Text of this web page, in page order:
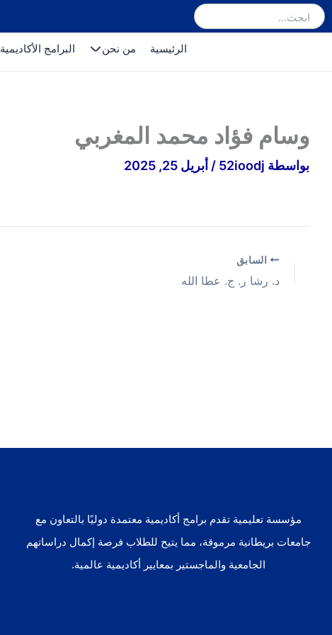
تخطي
إلى
الرئيسية من نحن البرامج الأكاديمية
وسام فؤاد محمد المغربي
بواسطة 52ioodj
/ أبريل 25, 2025
السابق
د. رشا ر. ج. عطا الله
مؤسسة تعليمية تقدم برامج أكاديمية معتمدة دوليًا بالتعاون مع
جامعات بريطانية مرموقة، مما يتيح للطلاب فرصة إكمال دراساتهم
الجامعية والماجستير بمعايير أكاديمية عالمية.